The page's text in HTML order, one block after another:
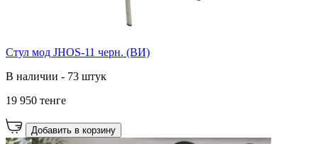
Стул мод JHOS-11 черн. (ВИ)
В наличии - 73 штук
19 950 тенге
Добавить в корзину